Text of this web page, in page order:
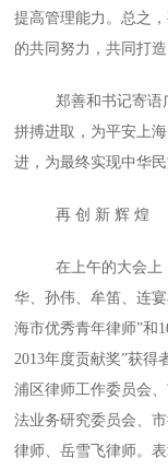
提高管理能力。总之
的共同努力，共同打
郑善和书记寄语
拼搏进取，为平安上
进，为最终实现中华
再 创 新 辉 煌
在上午的大会上
华、孙伟、牟笛、连
海市优秀青年律师”和
2013年度贡献奖”获得
浦区律师工作委员会
法业务研究委员会、
律师、岳雪飞律师。